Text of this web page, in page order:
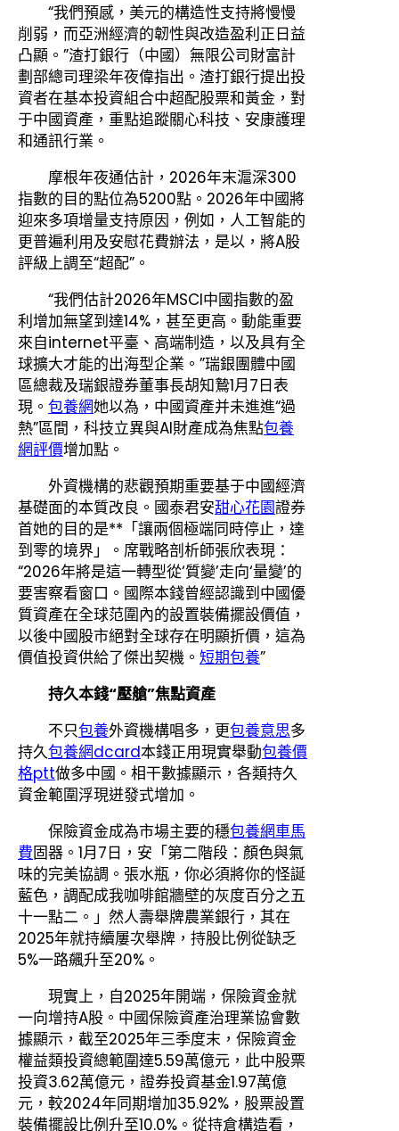
“我們預感，美元的構造性支持將慢慢
削弱，而亞洲經濟的韌性與改造盈利正日益
凸顯。”渣打銀行（中國）無限公司財富計
劃部總司理梁年夜偉指出。渣打銀行提出投
資者在基本投資組合中超配股票和黃金，對
于中國資產，重點追蹤關心科技、安康護理
和通訊行業。
摩根年夜通估計，2026年末滬深300
指數的目的點位為5200點。2026年中國將
迎來多項增量支持原因，例如，人工智能的
更普遍利用及安慰花費辦法，是以，將A股
評級上調至“超配”。
“我們估計2026年MSCI中國指數的盈
利增加無望到達14%，甚至更高。動能重要
來自internet平臺、高端制造，以及具有全
球擴大才能的出海型企業。”瑞銀團體中國
區總裁及瑞銀證券董事長胡知鷙1月7日表
現。 包養網她以為，中國資產并未進進“過
熱”區間，科技立異與AI財產成為焦點包養
網評價增加點。
外資機構的悲觀預期重要基于中國經濟
基礎面的本質改良。國泰君安甜心花園證券
首她的目的是**「讓兩個極端同時停止，達
到零的境界」。席戰略剖析師張欣表現：
“2026年將是這一轉型從‘質變’走向‘量變’的
要害察看窗口。國際本錢曾經認識到中國優
質資產在全球范圍內的設置裝備擺設價值，
以後中國股市絕對全球存在明顯折價，這為
價值投資供給了傑出契機。 短期包養”
持久本錢“壓艙”焦點資產
不只包養外資機構唱多，更包養意思多
持久包養網dcard本錢正用現實舉動包養價
格ptt做多中國。相干數據顯示，各類持久
資金範圍浮現迸發式增加。
保險資金成為市場主要的穩包養網車馬
費固器。1月7日，安「第二階段：顏色與氣
味的完美協調。張水瓶，你必須將你的怪誕
藍色，調配成我咖啡館牆壁的灰度百分之五
十一點二。」然人壽舉牌農業銀行，其在
2025年就持續屢次舉牌，持股比例從缺乏
5%一路飆升至20%。
現實上，自2025年開端，保險資金就
一向增持A股。中國保險資產治理業協會數
據顯示，截至2025年三季度末，保險資金
權益類投資總範圍達5.59萬億元，此中股票
投資3.62萬億元，證券投資基金1.97萬億
元，較2024年同期增加35.92%，股票設置
裝備擺設比例升至10.0%。從持倉構造看，